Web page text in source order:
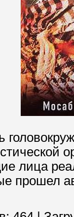
лица
прошел